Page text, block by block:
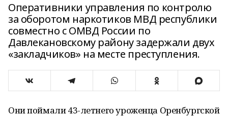
Оперативники управления по контролю
за оборотом наркотиков МВД республики
совместно c ОМВД России по
Давлекановскому району задержали двух
«закладчиков» на месте преступления.
Они поймали 43-летнего уроженца Оренбургской